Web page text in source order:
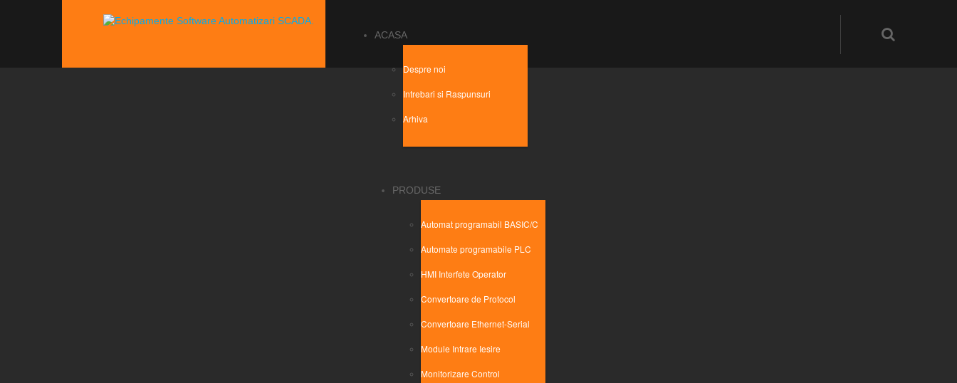
ACASA
Despre noi
Intrebari si Raspunsuri
Arhiva
PRODUSE
Automat programabil BASIC/C
Automate programabile PLC
HMI Interfete Operator
Convertoare de Protocol
Convertoare Ethernet-Serial
Module Intrare Iesire
Monitorizare Control